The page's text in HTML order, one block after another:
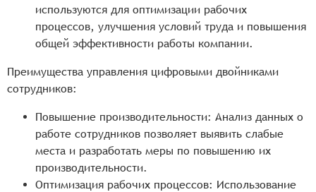
используются для оптимизации рабочих
процессов, улучшения условий труда и повышения
общей эффективности работы компании.
Преимущества управления цифровыми двойниками
сотрудников:
Повышение производительности: Анализ данных о
работе сотрудников позволяет выявить слабые
места и разработать меры по повышению их
производительности.
Оптимизация рабочих процессов: Использование